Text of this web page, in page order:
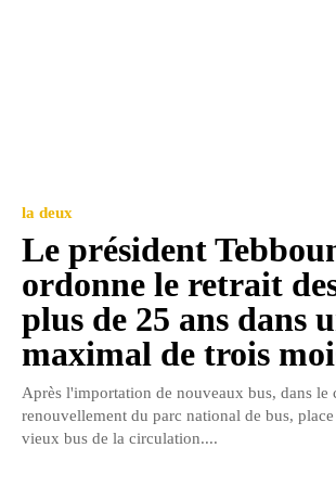
la deux
Le président
ordonne le retrait
plus de 25 ans dans
maximal de trois
Après l'importation de nouveaux bus, dans le
renouvellement du parc national de bus,
vieux bus de la circulation....